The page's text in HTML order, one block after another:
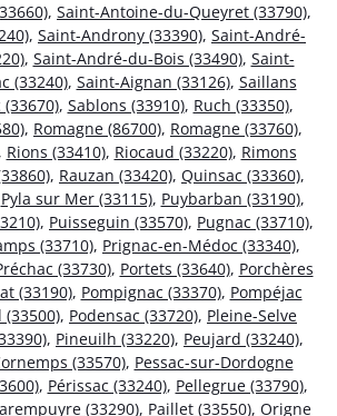
, Saint-Antoine-du-Queyret (33790),
, Saint-Androny (33390), Saint-André-
, Saint-André-du-Bois (33490), Saint-
(33240), Saint-Aignan (33126), Saillans
, Sablons (33910), Ruch (33350),
, Romagne (86700), Romagne (33760),
Rions (33410), Riocaud (33220), Rimons
, Rauzan (33420), Quinsac (33360),
Pyla sur Mer (33115), Puybarban (33190),
, Puisseguin (33570), Pugnac (33710),
(33710), Prignac-en-Médoc (33340),
(33730), Portets (33640), Porchères
(33190), Pompignac (33370), Pompéjac
(33500), Podensac (33720), Pleine-Selve
, Pineuilh (33220), Peujard (33240),
(33570), Pessac-sur-Dordogne
, Périssac (33240), Pellegrue (33790),
(33290), Paillet (33550), Origne